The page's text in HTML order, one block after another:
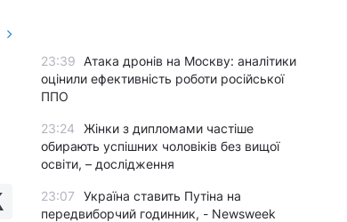
23:39
Атака дронів на Москву: аналітики
оцінили ефективність роботи російської
ППО
23:24
Жінки з дипломами частіше
обирають успішних чоловіків без вищої
освіти, – дослідження
23:07
Україна ставить Путіна на
передвиборчий годинник, - Newsweek